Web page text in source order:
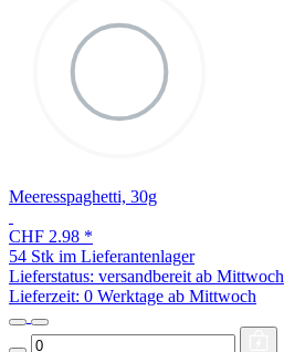
Meeresspaghetti, 30g
CHF 2.98 *
54 Stk im Lieferantenlager
Lieferstatus: versandbereit ab Mittwoch
Lieferzeit: 0 Werktage ab Mittwoch